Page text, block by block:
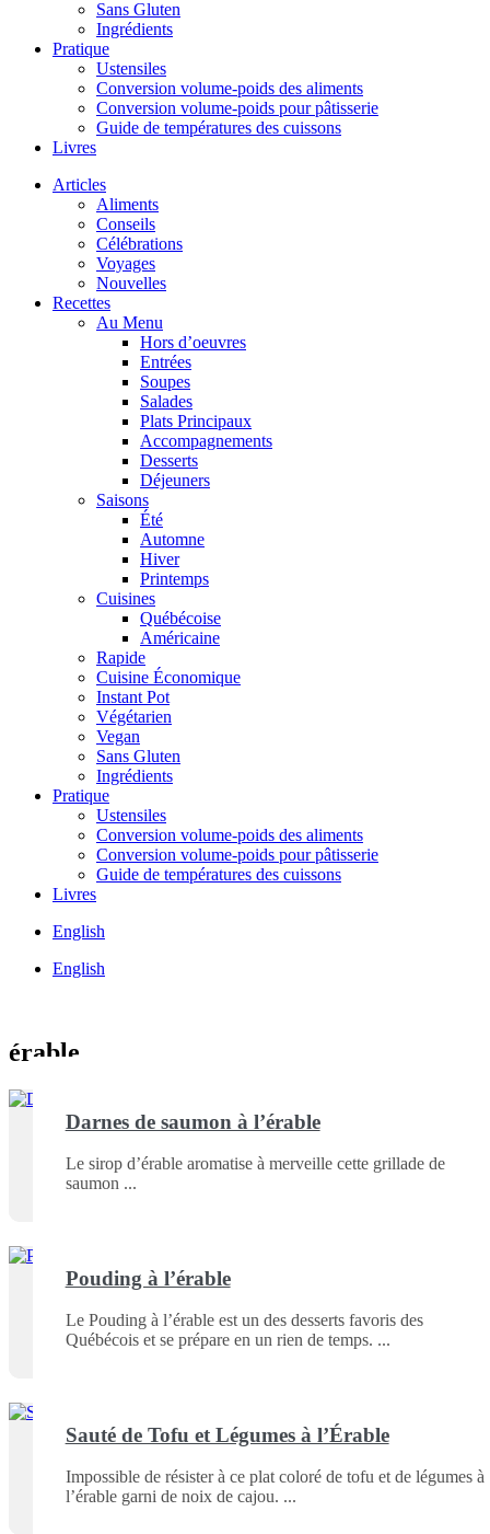
Sans Gluten
Ingrédients
Pratique
Ustensiles
Conversion volume-poids des aliments
Conversion volume-poids pour pâtisserie
Guide de températures des cuissons
Livres
Articles
Aliments
Conseils
Célébrations
Voyages
Nouvelles
Recettes
Au Menu
Hors d’oeuvres
Entrées
Soupes
Salades
Plats Principaux
Accompagnements
Desserts
Déjeuners
Saisons
Été
Automne
Hiver
Printemps
Cuisines
Québécoise
Américaine
Rapide
Cuisine Économique
Instant Pot
Végétarien
Vegan
Sans Gluten
Ingrédients
Pratique
Ustensiles
Conversion volume-poids des aliments
Conversion volume-poids pour pâtisserie
Guide de températures des cuissons
Livres
English
English
érable
Darnes de saumon à l’érable
Le sirop d’érable aromatise à merveille cette grillade de
saumon
Pouding à l’érable
Le Pouding à l’érable est un des desserts favoris des
Québécois et se prépare en un rien de temps.
Sauté de Tofu et Légumes à l’Érable
Impossible de résister à ce plat coloré de tofu et de légumes à
l’érable garni de noix de cajou.